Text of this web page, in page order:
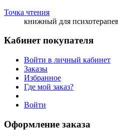
Точка чтения
книжный для
Кабинет покупателя
Войти в личный кабинет
Заказы
Избранное
Где мой заказ?
Войти
Оформление заказа